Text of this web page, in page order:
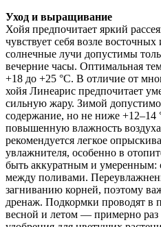
Уход и выращивание
Хойя предпочитает яркий
чувствует себя возле
солнечные лучи допустимы
вечерние часы. Оптимальная
+18 до +25 °C. В отличие от
хойя Линеарис предпочитает
сильную жару. Зимой
содержание, но не ниже +12–14
повышенную влажность
рекомендуется легкое
увлажнителя, особенно в
быть аккуратным и умеренным:
между поливами.
загниванию корней, поэтому
дренаж. Подкормки проводят в
весной и летом — примерно раз